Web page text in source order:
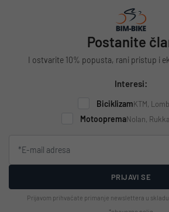
Postanite
I ostvarite 10% popusta, rani pristup i
Interesi:
BiciklizamKTM,
MotoopremaNolan,
PRIJAVI SE
Prijavom prihvaćate primanje newslettera u